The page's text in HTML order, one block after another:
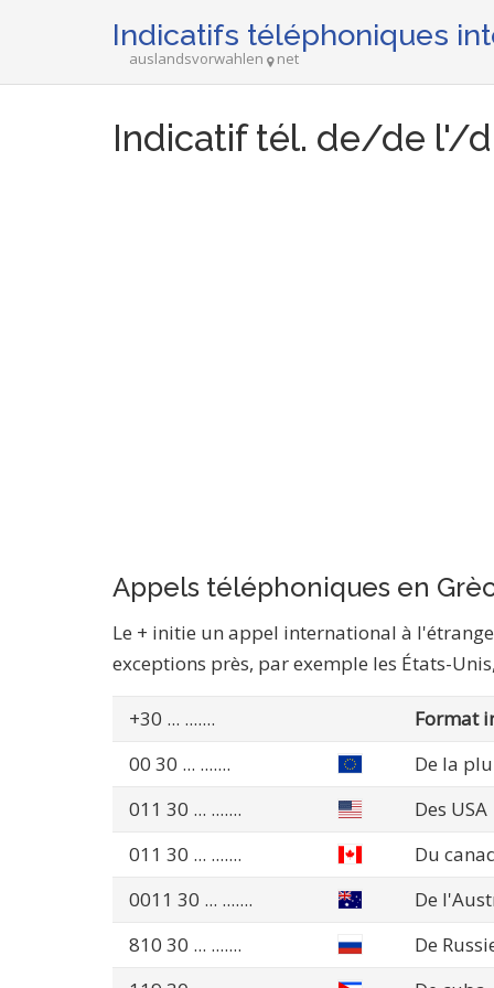
Indicatifs téléphoniques
auslandsvorwahlen net
Indicatif tél. de/de l'/
Appels téléphoniques en
Le + initie un appel international à
exceptions près, par exemple les États-
+30 ... .......
Format
00 30 ... .......
De la
011 30 ... .......
Des USA
011 30 ... .......
Du
0011 30 ... .......
De
810 30 ... .......
De